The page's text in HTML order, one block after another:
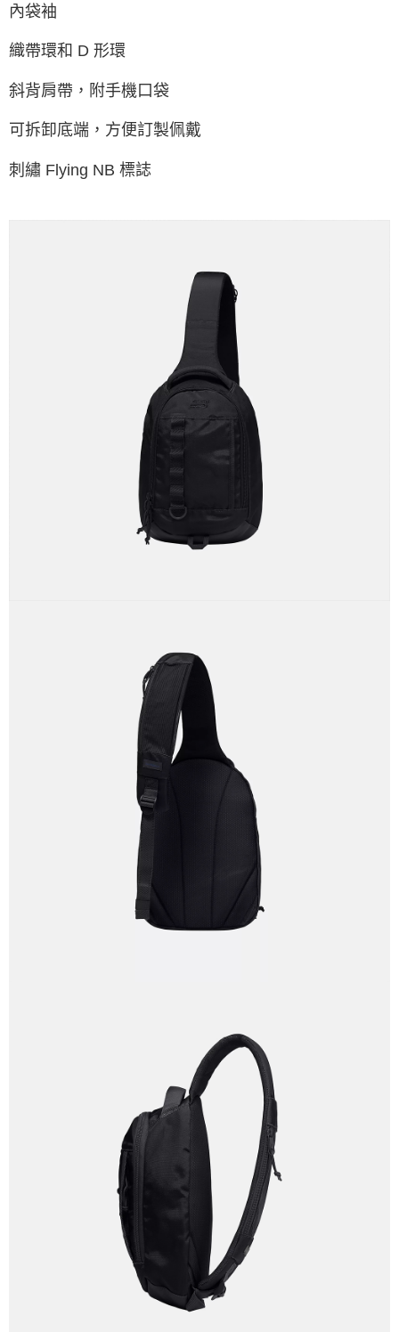
內袋袖
織帶環和 D 形環
斜背肩帶，附手機口袋
可拆卸底端，方便訂製佩戴
刺繡 Flying NB 標誌